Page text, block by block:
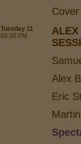
Tuesday 11
09:30 PM
Alex
Eric